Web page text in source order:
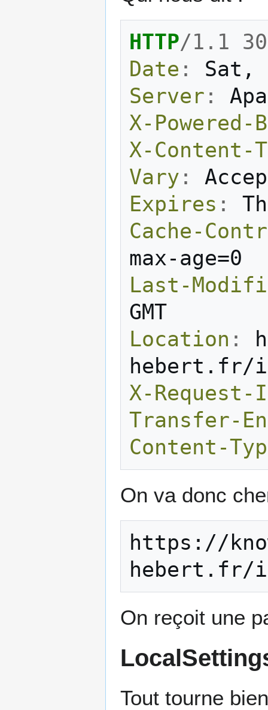
HTTP/1.1
Date :
Sat,
Server :
X-Powered-
X-Content-
Vary :
Expires :
Cache-
max-age=0
Last-
GMT
Location :
hebert.fr/
X-Request-
Transfer-
Content-
On va donc
https://
On reçoit une
Tout tourne